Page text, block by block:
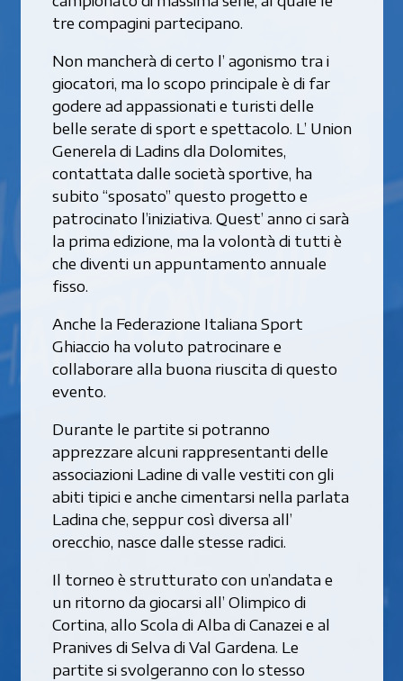
tre compagini partecipano.
Non mancherà di certo l’ agonismo tra i
giocatori, ma lo scopo principale è di far
godere ad appassionati e turisti delle
belle serate di sport e spettacolo. L’ Union
Generela di Ladins dla Dolomites,
contattata dalle società sportive, ha
subito “sposato” questo progetto e
patrocinato l’iniziativa. Quest’ anno ci sarà
la prima edizione, ma la volontà di tutti è
che diventi un appuntamento annuale
fisso.
Anche la Federazione Italiana Sport
Ghiaccio ha voluto patrocinare e
collaborare alla buona riuscita di questo
evento.
Durante le partite si potranno
apprezzare alcuni rappresentanti delle
associazioni Ladine di valle vestiti con gli
abiti tipici e anche cimentarsi nella parlata
Ladina che, seppur così diversa all’
orecchio, nasce dalle stesse radici.
Il torneo è strutturato con un’andata e
un ritorno da giocarsi all’ Olimpico di
Cortina, allo Scola di Alba di Canazei e al
Pranives di Selva di Val Gardena. Le
partite si svolgeranno con lo stesso